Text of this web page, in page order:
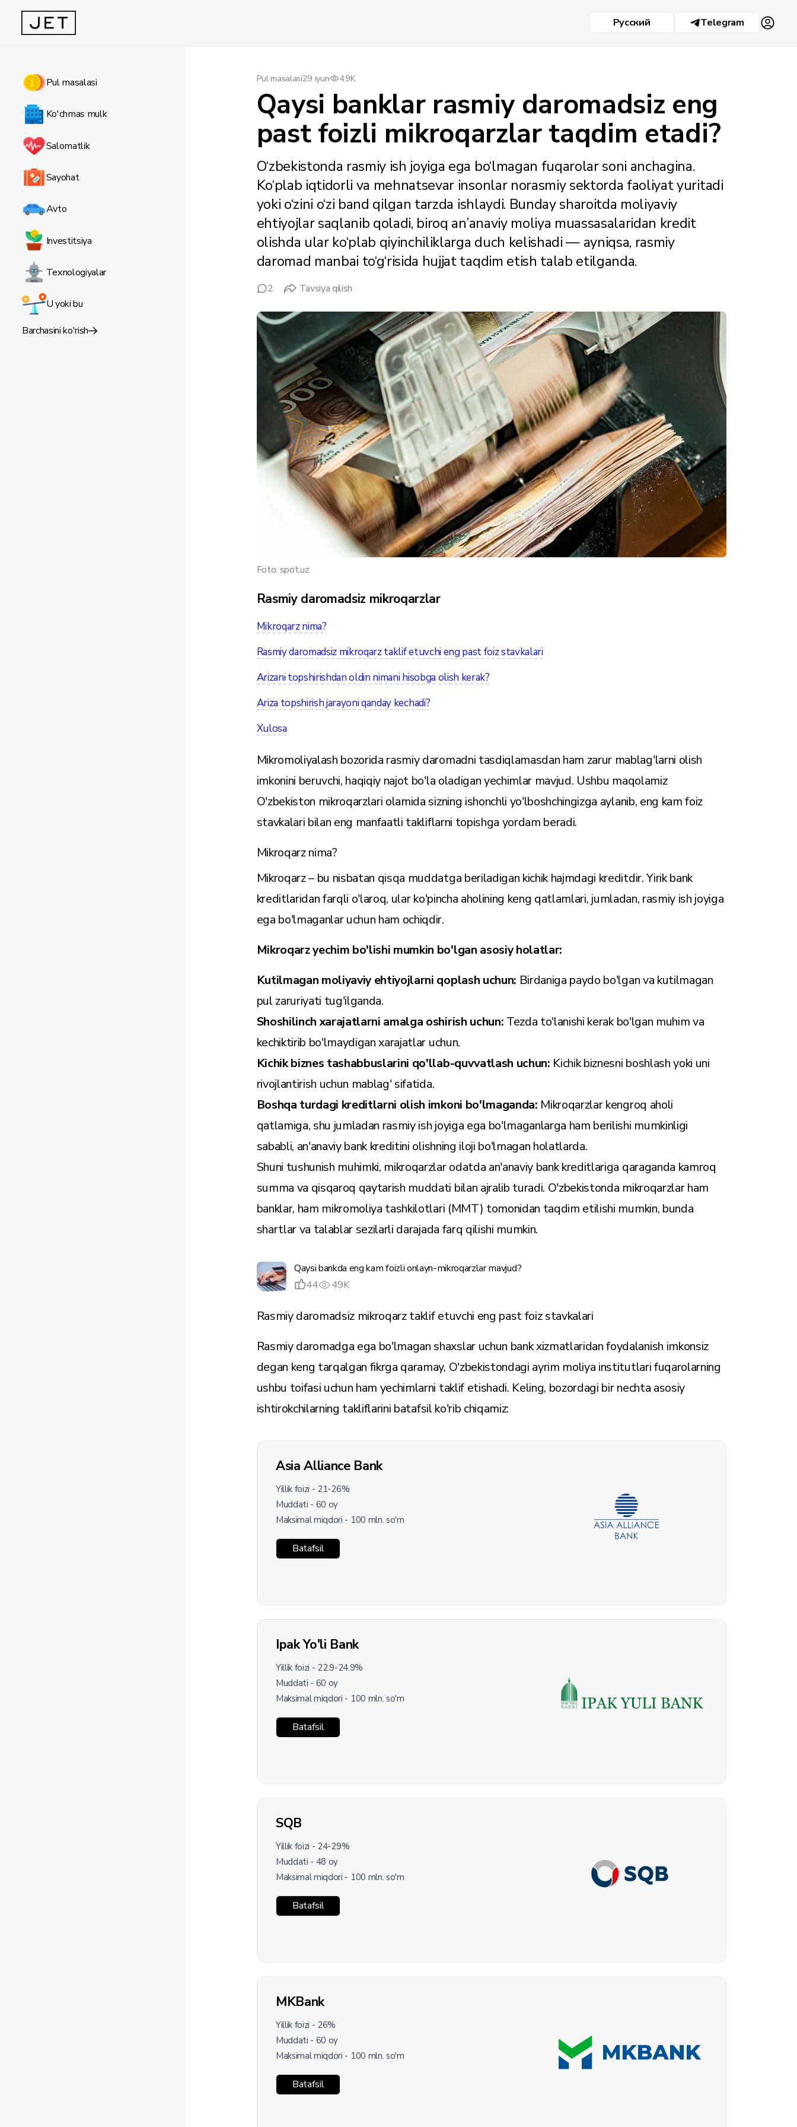
Русский Telegram
Pul masalasi
Ko'chmas mulk
Salomatlik
Sayohat
Avto
Investitsiya
Texnologiyalar
U yoki bu
Barchasini ko'rish
Pul masalasi29 iyun 49K
Qaysi banklar rasmiy daromadsiz eng
past foizli mikroqarzlar taqdim etadi?
O‘zbekistonda rasmiy ish joyiga ega bo‘lmagan fuqarolar soni anchagina.
Ko‘plab iqtidorli va mehnatsevar insonlar norasmiy sektorda faoliyat yuritadi
yoki o‘zini o‘zi band qilgan tarzda ishlaydi. Bunday sharoitda moliyaviy
ehtiyojlar saqlanib qoladi, biroq an’anaviy moliya muassasalaridan kredit
olishda ular ko‘plab qiyinchiliklarga duch kelishadi — ayniqsa, rasmiy
daromad manbai to‘g‘risida hujjat taqdim etish talab etilganda.
2 Tavsiya qilish
Foto: spot.uz
Rasmiy daromadsiz mikroqarzlar
Mikroqarz nima?
Rasmiy daromadsiz mikroqarz taklif etuvchi eng past foiz stavkalari
Arizani topshirishdan oldin nimani hisobga olish kerak?
Ariza topshirish jarayoni qanday kechadi?
Xulosa
Mikromoliyalash bozorida rasmiy daromadni tasdiqlamasdan ham zarur mablag'larni olish
imkonini beruvchi, haqiqiy najot bo'la oladigan yechimlar mavjud. Ushbu maqolamiz
O'zbekiston mikroqarzlari olamida sizning ishonchli yo'lboshchingizga aylanib, eng kam foiz
stavkalari bilan eng manfaatli takliflarni topishga yordam beradi.
Mikroqarz nima?
Mikroqarz – bu nisbatan qisqa muddatga beriladigan kichik hajmdagi kreditdir. Yirik bank
kreditlaridan farqli o'laroq, ular ko'pincha aholining keng qatlamlari, jumladan, rasmiy ish joyiga
ega bo'lmaganlar uchun ham ochiqdir.
Mikroqarz yechim bo'lishi mumkin bo'lgan asosiy holatlar:
Kutilmagan moliyaviy ehtiyojlarni qoplash uchun: Birdaniga paydo bo'lgan va kutilmagan
pul zaruriyati tug'ilganda.
Shoshilinch xarajatlarni amalga oshirish uchun: Tezda to'lanishi kerak bo'lgan muhim va
kechiktirib bo'lmaydigan xarajatlar uchun.
Kichik biznes tashabbuslarini qo'llab-quvvatlash uchun: Kichik biznesni boshlash yoki uni
rivojlantirish uchun mablag' sifatida.
Boshqa turdagi kreditlarni olish imkoni bo'lmaganda: Mikroqarzlar kengroq aholi
qatlamiga, shu jumladan rasmiy ish joyiga ega bo'lmaganlarga ham berilishi mumkinligi
sababli, an'anaviy bank kreditini olishning iloji bo'lmagan holatlarda.
Shuni tushunish muhimki, mikroqarzlar odatda an'anaviy bank kreditlariga qaraganda kamroq
summa va qisqaroq qaytarish muddati bilan ajralib turadi. O'zbekistonda mikroqarzlar ham
banklar, ham mikromoliya tashkilotlari (MMT) tomonidan taqdim etilishi mumkin, bunda
shartlar va talablar sezilarli darajada farq qilishi mumkin.
Qaysi bankda eng kam foizli onlayn-mikroqarzlar mavjud?
44
49K
Rasmiy daromadsiz mikroqarz taklif etuvchi eng past foiz stavkalari
Rasmiy daromadga ega bo'lmagan shaxslar uchun bank xizmatlaridan foydalanish imkonsiz
degan keng tarqalgan fikrga qaramay, O'zbekistondagi ayrim moliya institutlari fuqarolarning
ushbu toifasi uchun ham yechimlarni taklif etishadi. Keling, bozordagi bir nechta asosiy
ishtirokchilarning takliflarini batafsil ko'rib chiqamiz:
Asia Alliance Bank
Yillik foizi - 21-26%
Muddati - 60 oy
Maksimal miqdori - 100 mln. so'm
Batafsil
Ipak Yo'li Bank
Yillik foizi - 22.9-24.9%
Muddati - 60 oy
Maksimal miqdori - 100 mln. so'm
Batafsil
SQB
Yillik foizi - 24-29%
Muddati - 48 oy
Maksimal miqdori - 100 mln. so'm
Batafsil
MKBank
Yillik foizi - 26%
Muddati - 60 oy
Maksimal miqdori - 100 mln. so'm
Batafsil